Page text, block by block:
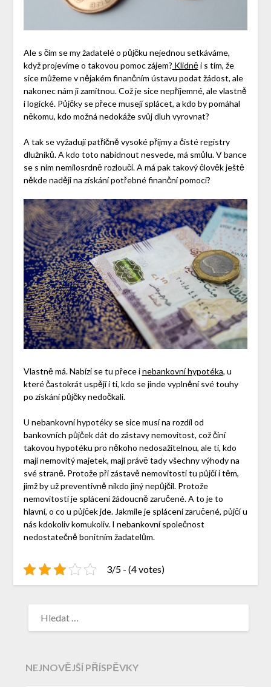
Ale s čím se my žadatelé o půjčku nejednou setkáváme,
když projevíme o takovou pomoc zájem? Klidněi s tím, že
sice můžeme v nějakém finančním ústavu podat žádost, ale
nakonec nám ji zamítnou. Což je sice nepříjemné, ale vlastně
i logické. Půjčky se přece musejí splácet, a kdo by pomáhal
někomu, kdo možná nedokáže svůj dluh vyrovnat?
A tak se vyžadují patřičně vysoké příjmy a čisté registry
dlužníků. A kdo toto nabídnout nesvede, má smůlu. V bance
se s ním nemilosrdně rozloučí. A má pak takový člověk ještě
někde naději na získání potřebné finanční pomoci?
Vlastně má. Nabízí se tu přece inebankovní hypotéka, u
které častokrát uspějí i ti, kdo se jinde vyplnění své touhy
po získání půjčky nedočkali.
U nebankovní hypotéky se sice musí na rozdíl od
bankovních půjček dát do zástavy nemovitost, což činí
takovou hypotéku pro někoho nedosažitelnou, ale ti, kdo
mají nemovitý majetek, mají právě tady všechny výhody na
své straně. Protože při zástavě nemovitosti tu půjčí i těm,
jimž by už preventivně nikdo jiný nepůjčil. Protože
nemovitostí je splácení žádoucně zaručené. A to je to
hlavní, o co u půjček jde. Jakmile je splácení zaručené, půjčí u
nás kdokoliv komukoliv. I nebankovní společnost
nedostatečně bonitním žadatelům.
3/5 - (4 votes)
NEJNOVĚJŠÍ PŘÍSPĚVKY